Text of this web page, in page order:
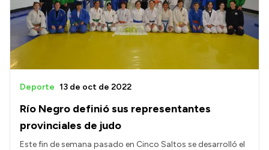
Río Negro definió sus representantes
provinciales de judo
Deporte 13 de oct de 2022
Este fin de semana pasado en Cinco Saltos se desarrolló el